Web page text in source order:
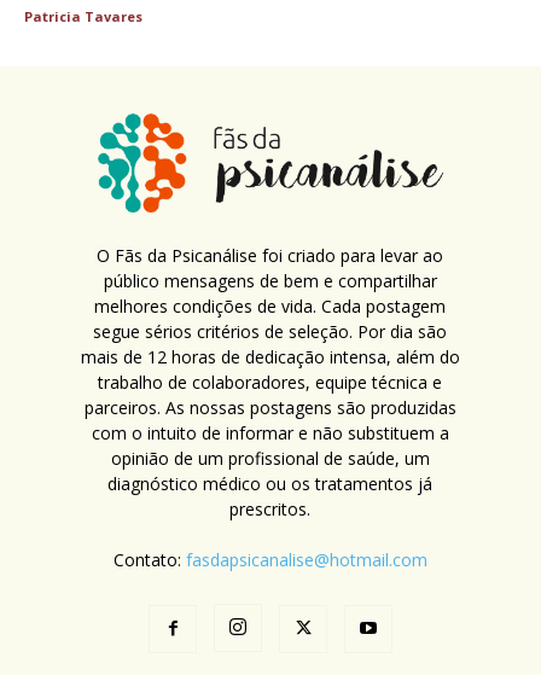
Patricia Tavares
O Fãs da Psicanálise foi criado para levar ao
público mensagens de bem e compartilhar
melhores condições de vida. Cada postagem
segue sérios critérios de seleção. Por dia são
mais de 12 horas de dedicação intensa, além do
trabalho de colaboradores, equipe técnica e
parceiros. As nossas postagens são produzidas
com o intuito de informar e não substituem a
opinião de um profissional de saúde, um
diagnóstico médico ou os tratamentos já
prescritos.
Contato: fasdapsicanalise@hotmail.com